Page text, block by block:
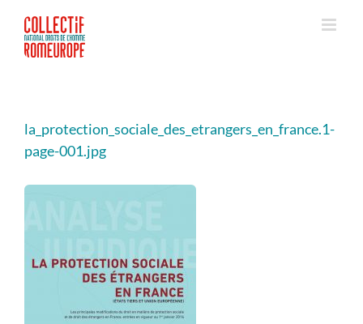
contenu
la_protection_sociale_des_etrangers_en_france.1-
page-001.jpg